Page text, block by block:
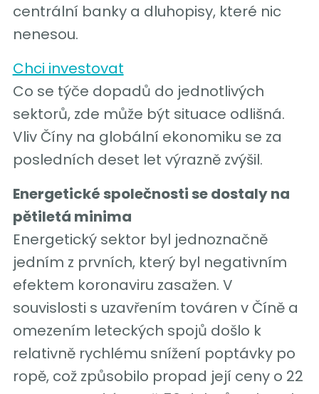
centrální banky a dluhopisy, které nic
nenesou.
Chci investovat
Co se týče dopadů do jednotlivých
sektorů, zde může být situace odlišná.
Vliv Číny na globální ekonomiku se za
posledních deset let výrazně zvýšil.
Energetické společnosti se dostaly na
pětiletá minima
Energetický sektor byl jednoznačně
jedním z prvních, který byl negativním
efektem koronaviru zasažen. V
souvislosti s uzavřením továren v Číně a
omezením leteckých spojů došlo k
relativně rychlému snížení poptávky po
ropě, což způsobilo propad její ceny o 22